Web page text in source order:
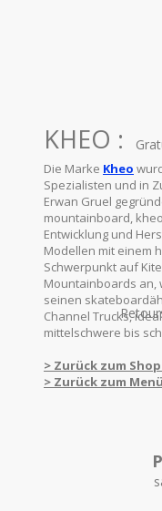
KHEO :
Die Marke Kheo
Spezialisten und in
Erwan Gruel
mountainboard,
Entwicklung und
Modellen mit einem
Schwerpunkt auf
Mountainboards an,
seinen
Channel Trucks,
mittelschwere bis
> Zurück zum
> Zurück zum